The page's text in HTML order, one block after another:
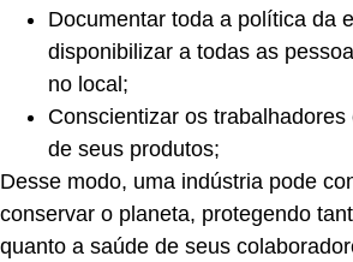
Documentar toda a política da
disponibilizar a todas as
no local;
Conscientizar os
de seus produtos;
Desse modo, uma indústria pode
conservar o planeta, protegendo
quanto a saúde de seus